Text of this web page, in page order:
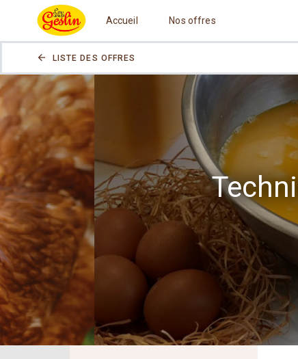
Accueil Nos offres
arrow_back LISTE DES OFFRES